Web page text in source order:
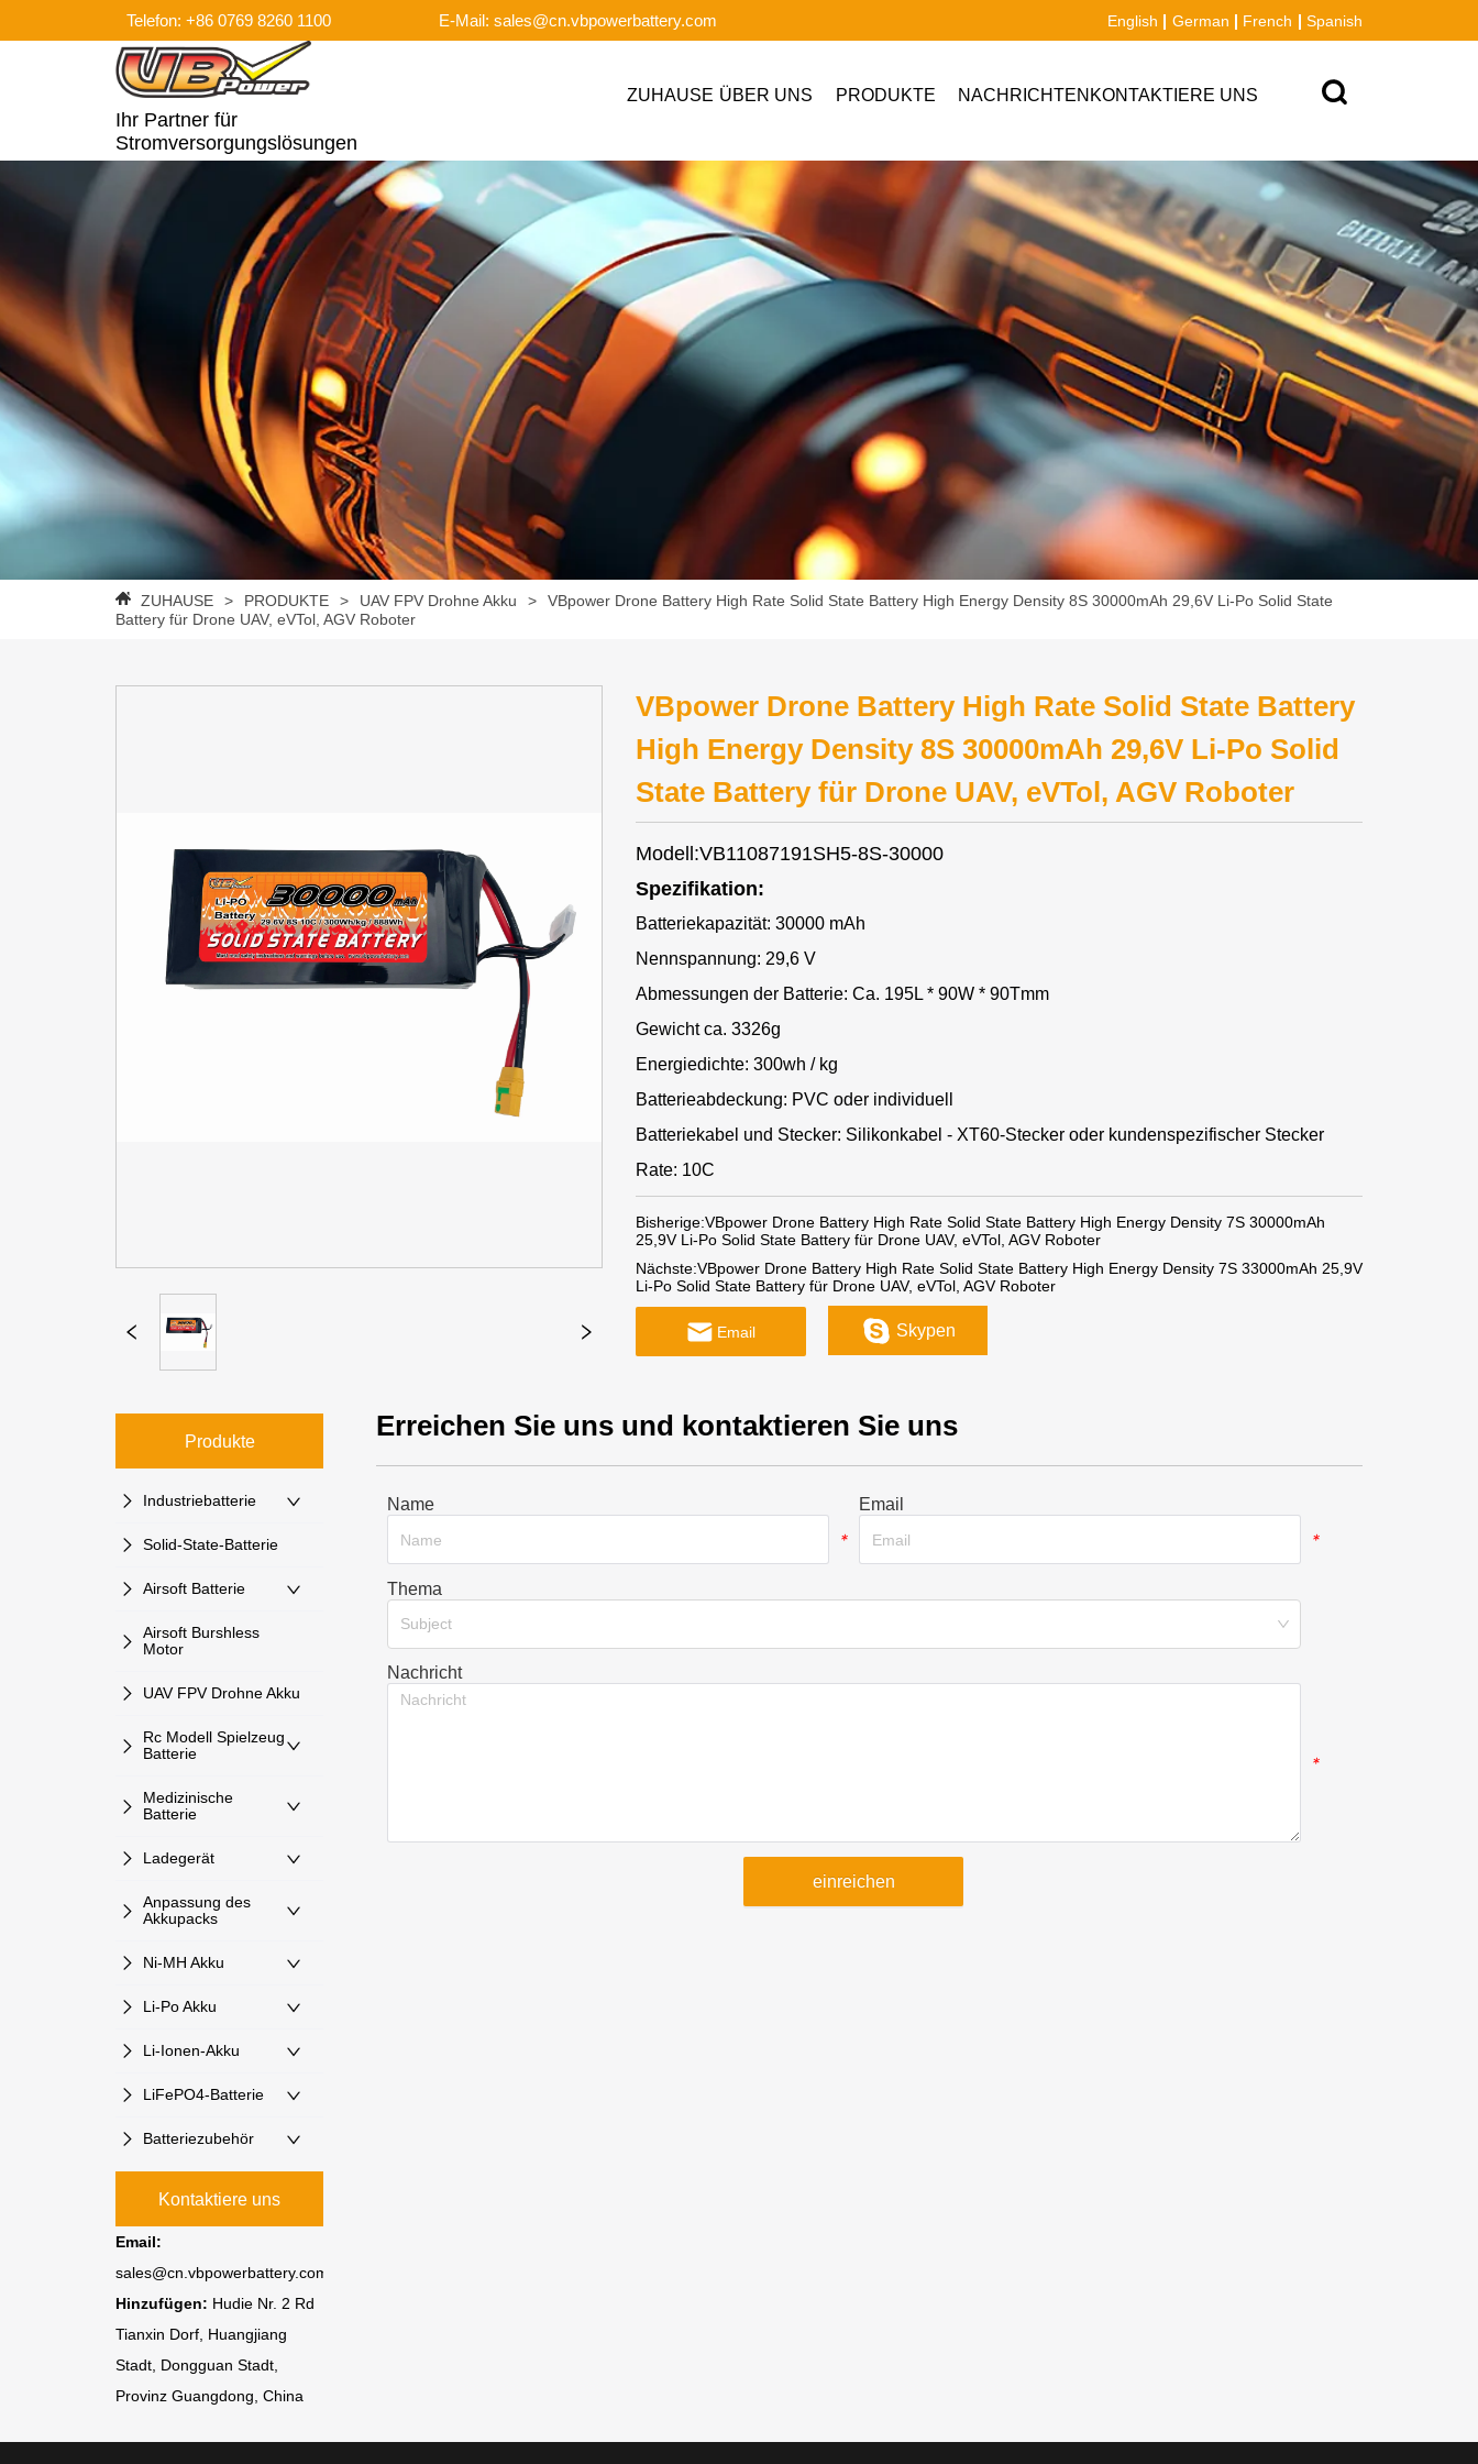
Telefon: +86 0769 8260 1100 E-Mail: sales@cn.vbpowerbattery.com English German French Spanish
Ihr Partner für
Stromversorgungslösungen
ZUHAUSE ÜBER UNS PRODUKTE NACHRICHTEN KONTAKTIERE UNS
ZUHAUSE > PRODUKTE > UAV FPV Drohne Akku >
VBpower Drone Battery High Rate Solid State Battery High Energy Density 8S 30000mAh 29,6V Li-Po Solid State
Battery für Drone UAV, eVTol, AGV Roboter
VBpower Drone Battery High Rate Solid State Battery
High Energy Density 8S 30000mAh 29,6V Li-Po Solid
State Battery für Drone UAV, eVTol, AGV Roboter
Modell:VB11087191SH5-8S-30000
Spezifikation:
Batteriekapazität: 30000 mAh
Nennspannung: 29,6 V
Abmessungen der Batterie: Ca. 195L * 90W * 90Tmm
Gewicht ca. 3326g
Energiedichte: 300wh / kg
Batterieabdeckung: PVC oder individuell
Batteriekabel und Stecker: Silikonkabel - XT60-Stecker oder kundenspezifischer Stecker
Rate: 10C
Bisherige:VBpower Drone Battery High Rate Solid State Battery High Energy Density 7S 30000mAh
25,9V Li-Po Solid State Battery für Drone UAV, eVTol, AGV Roboter
Nächste:VBpower Drone Battery High Rate Solid State Battery High Energy Density 7S 33000mAh 25,9V
Li-Po Solid State Battery für Drone UAV, eVTol, AGV Roboter
Email Skypen
Produkte
Industriebatterie
Solid-State-Batterie
Airsoft Batterie
Airsoft Burshless
Motor
UAV FPV Drohne Akku
Rc Modell Spielzeug
Batterie
Medizinische
Batterie
Ladegerät
Anpassung des
Akkupacks
Ni-MH Akku
Li-Po Akku
Li-Ionen-Akku
LiFePO4-Batterie
Batteriezubehör
Kontaktiere uns
Email:
sales@cn.vbpowerbattery.com
Hinzufügen: Hudie Nr. 2 Rd
Tianxin Dorf, Huangjiang
Stadt, Dongguan Stadt,
Provinz Guangdong, China
Erreichen Sie uns und kontaktieren Sie uns
Name
*
Email
*
Thema
Subject
Nachricht
*
einreichen